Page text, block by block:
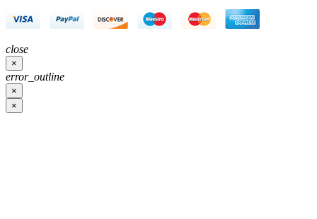
close
×
error_outline
×
×